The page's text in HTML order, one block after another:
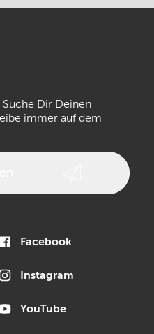
Dir Deinen
immer auf dem
Facebook
Instagram
YouTube